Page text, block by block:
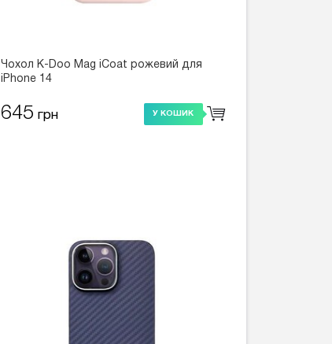
Чохол K-Doo Mag iCoat рожевий для
iPhone 14
645 грн У КОШИК